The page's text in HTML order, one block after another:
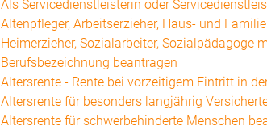
Als Servicedienstleisterin oder
Altenpfleger, Arbeitserzieher, Haus- und
Heimerzieher, Sozialarbeiter,
Berufsbezeichnung beantragen
Altersrente - Rente bei vorzeitigem Eintritt in
Altersrente für besonders langjährig
Altersrente für schwerbehinderte Menschen